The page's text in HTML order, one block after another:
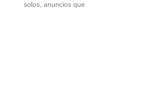
solos, anuncios que